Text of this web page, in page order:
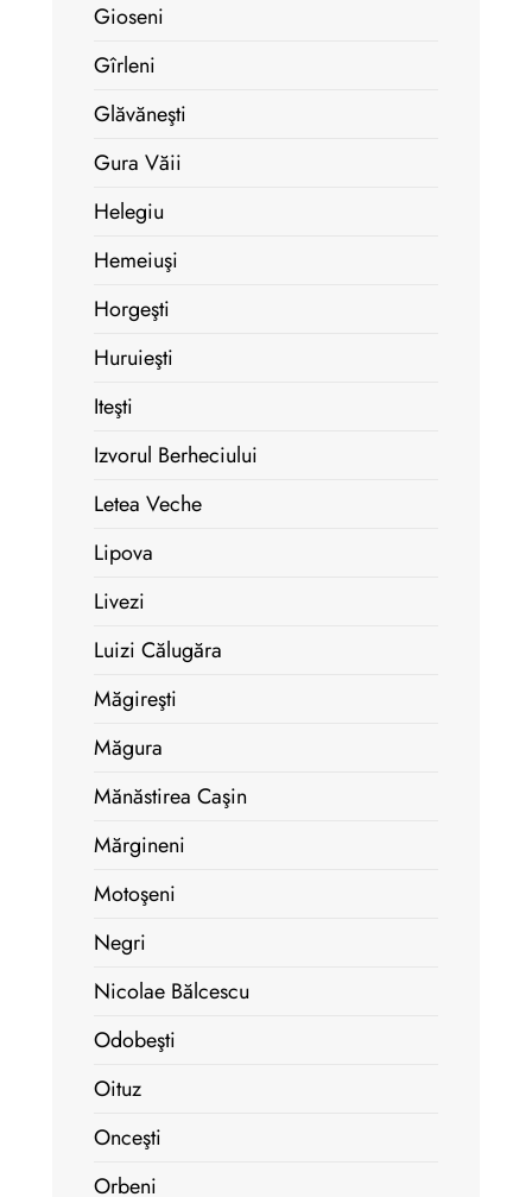
Gioseni
Gîrleni
Glăvăneşti
Gura Văii
Helegiu
Hemeiuşi
Horgeşti
Huruieşti
Iteşti
Izvorul Berheciului
Letea Veche
Lipova
Livezi
Luizi Călugăra
Măgireşti
Măgura
Mănăstirea Caşin
Mărgineni
Motoşeni
Negri
Nicolae Bălcescu
Odobeşti
Oituz
Onceşti
Orbeni